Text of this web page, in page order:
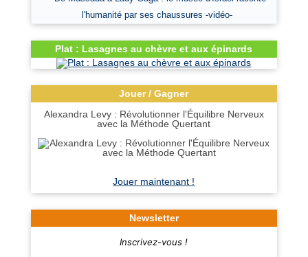
l'humanité par ses chaussures -vidéo-
Plat : Lasagnes au chèvre et aux épinards
Jouer / Gagner
Alexandra Levy : Révolutionner l'Équilibre Nerveux
avec la Méthode Quertant
Jouer maintenant !
Newsletter
Inscrivez-vous !